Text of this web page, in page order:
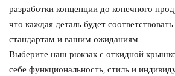
разработки концепции до конечного
что каждая деталь будет
стандартам и вашим ожиданиям.
Выберите наш рюкзак с откидной
себе функциональность, стиль и